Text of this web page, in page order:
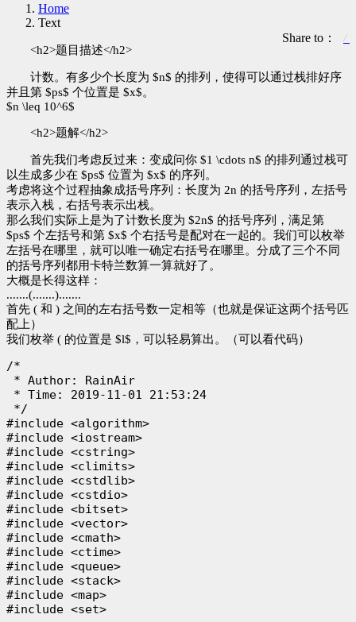
Home
Text
Share to：
<h2>题目描述</h2>
计数。有多少个长度为 $n$ 的排列，使得可以通过栈排好序
并且第 $ps$ 个位置是 $x$。
$n \leq 10^6$
<h2>题解</h2>
首先我们考虑反过来：变成问你 $1 \cdots n$ 的排列通过栈可
以生成多少在 $ps$ 位置为 $x$ 的序列。
考虑将这个过程抽象成括号序列：长度为 2n 的括号序列，左括号
表示入栈，右括号表示出栈。
那么我们实际上是为了计数长度为 $2n$ 的括号序列，满足第
$ps$ 个左括号和第 $x$ 个右括号是配对在一起的。我们可以枚举
左括号在哪里，就可以唯一确定右括号在哪里。分成了三个不同
的括号序列都用卡特兰数算一算就好了。
大概是长得这样：
.......(.......).......
首先 ( 和 ) 之间的左右括号数一定相等（也就是保证这两个括号匹
配上）
我们枚举 ( 的位置是 $l$，可以轻易算出。（可以看代码）
/*
* Author: RainAir
* Time: 2019-11-01 21:53:24
*/
#include <algorithm>
#include <iostream>
#include <cstring>
#include <climits>
#include <cstdlib>
#include <cstdio>
#include <bitset>
#include <vector>
#include <cmath>
#include <ctime>
#include <queue>
#include <stack>
#include <map>
#include <set>